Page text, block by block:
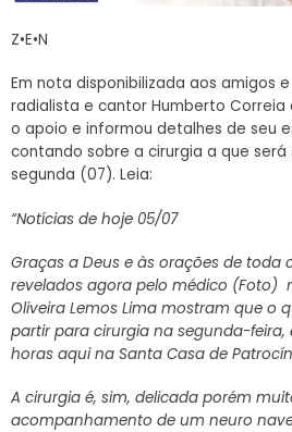
Z•E•N
Em nota disponibilizada aos amigos
radialista e cantor Humberto
o apoio e informou detalhes de seu
contando sobre a cirurgia a que
segunda (07). Leia:
“Notícias de hoje 05/07
Graças a Deus e às orações de toda
revelados agora pelo médico (Foto)
Oliveira Lemos Lima mostram que o
partir para cirurgia na segunda-feira,
horas aqui na Santa Casa de
A cirurgia é, sim, delicada porém
acompanhamento de um neuro